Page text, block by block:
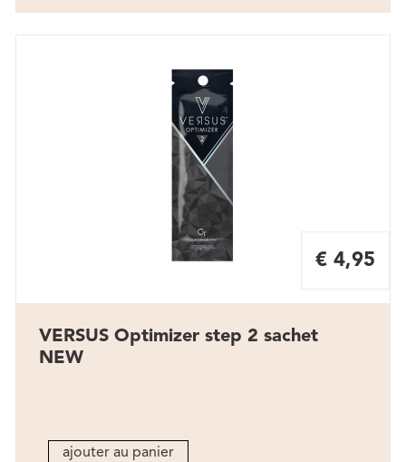
€ 4,95
VERSUS Optimizer step 2 sachet
NEW
ajouter au panier